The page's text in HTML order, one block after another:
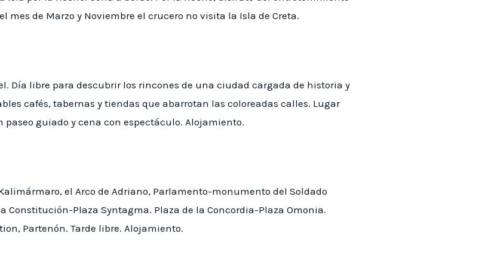
mes de Marzo y Noviembre el crucero no visita la Isla de Creta.
Día libre para descubrir los rincones de una ciudad cargada de historia y
cafés, tabernas y tiendas que abarrotan las coloreadas calles. Lugar
guiado y cena con espectáculo. Alojamiento.
el Arco de Adriano, Parlamento-monumento del Soldado
Constitución-Plaza Syntagma. Plaza de la Concordia-Plaza Omonia.
Partenón. Tarde libre. Alojamiento.